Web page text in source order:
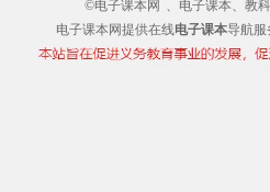
©电子课本网 、电子课本、教
电子课本网提供在线电子课本导航服